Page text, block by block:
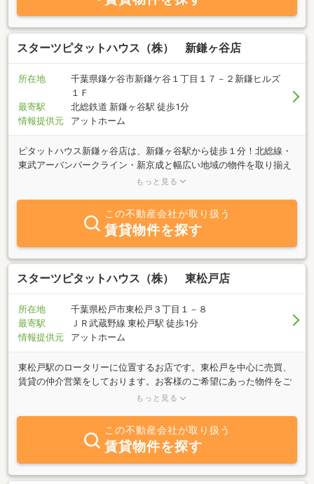
スターツピタットハウス（株） 新鎌ヶ谷店
所在地
千葉県鎌ケ谷市新鎌ケ谷１丁目１７－２新鎌ヒルズ
１Ｆ
最寄駅
北総鉄道 新鎌ヶ谷駅 徒歩1分
情報提供元
アットホーム
ピタットハウス新鎌ヶ谷店は、新鎌ヶ谷駅から徒歩１分！北総線・
東武アーバンパークライン・新京成と幅広い地域の物件を取り揃え
ております。賃貸・売買から土地の有効活用まで、不動産に関する
もっと見る
この不動産会社が取り扱う
賃貸物件を探す
スターツピタットハウス（株） 東松戸店
所在地
千葉県松戸市東松戸３丁目１－８
最寄駅
ＪＲ武蔵野線 東松戸駅 徒歩1分
情報提供元
アットホーム
東松戸駅のロータリーに位置するお店です。東松戸を中心に売買、
賃貸の仲介営業をしております。お客様のご希望にあった物件をご
紹介できるように、精一杯頑張りますので、是非一度ご来店くださ
の際は事前のご予約を頂ければスムーズにご対応できます。）
もっと見る
この不動産会社が取り扱う
賃貸物件を探す